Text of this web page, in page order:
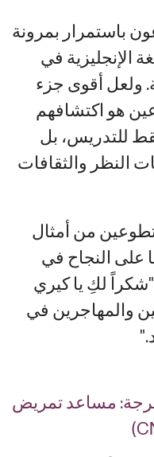
باستمرار بمرونة
الإنجليزية في
ولعل أقوى جزء
هو اكتشافهم
للتدريس، بل
النظر والثقافات
من أمثال
على النجاح في
لكِ يا كيري
والمهاجرين في